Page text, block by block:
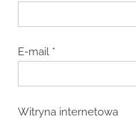
E-mail *
Witryna internetowa